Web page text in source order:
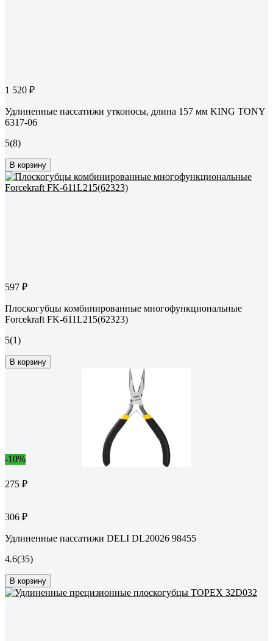
1 520 ₽
Удлиненные пассатижи утконосы, длина 157 мм KING TONY
6317-06
5(8)
В корзину
597 ₽
Плоскогубцы комбинированные многофункциональные
Forcekraft FK-611L215(62323)
5(1)
В корзину
-10%
275 ₽
306 ₽
Удлиненные пассатижи DELI DL20026 98455
4.6(35)
В корзину